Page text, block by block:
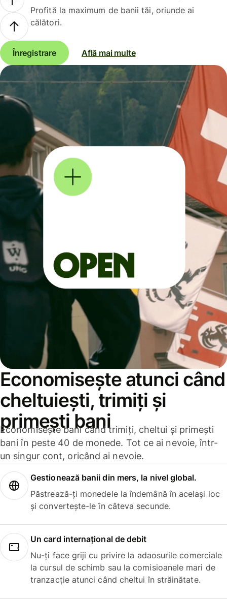
Profită la maximum de banii tăi, oriunde ai
călători.
Înregistrare Află mai multe
Economisește atunci când
cheltuiești, trimiți și
primești bani
Economisește bani când trimiți, cheltui și primești
bani în peste 40 de monede. Tot ce ai nevoie, într-
un singur cont, oricând ai nevoie.
Gestionează banii din mers, la nivel global.
Păstrează-ți monedele la îndemână în același loc
și convertește-le în câteva secunde.
Un card internațional de debit
Nu-ți face griji cu privire la adaosurile comerciale
la cursul de schimb sau la comisioanele mari de
tranzacție atunci când cheltui în străinătate.